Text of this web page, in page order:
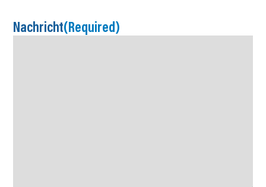
Nachricht(Required)